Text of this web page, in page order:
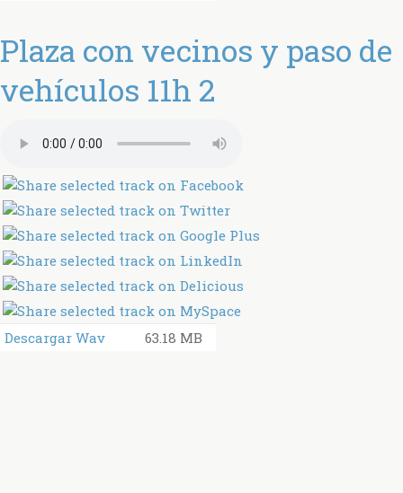
Plaza con vecinos y paso de
vehículos 11h 2
Descargar Wav 63.18 MB